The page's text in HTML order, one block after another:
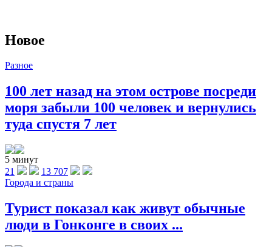
Новое
Разное
100 лет назад на этом острове посреди
моря забыли 100 человек и вернулись
туда спустя 7 лет
5 минут
21
13 707
Города и страны
Турист показал как живут обычные
люди в Гонконге в своих ...